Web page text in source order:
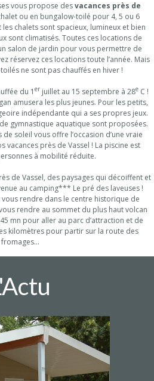
vous propose desvacances près de
ou en bungalow-toilé pour 4, 5 ou 6
chalets sont spacieux, lumineux et bien
sont climatisés. Toutes ces locations de
salon de jardin pour vous permettre de
réservez ces locations toute l’année. Mais
ne sont pas chauffés en hiver !
du 1 er juillet au 15 septembre à 28e C !
amusera les plus jeunes. Pour les petits,
indépendante qui a ses propres jeux.
gymnastique aquatique sont proposées.
soleil vous offre l’occasion d’une vraie
vacances près de Vassel ! La piscine est
à mobilité réduite.
de Vassel, des paysages qui décoiffent et
au camping*** Le pré des laveuses !
rendre dans le centre historique de
rendre au sommet du plus haut volcan
mn pour aller au parc d’attraction et de
kilomètres pour partir sur la route des
fromages…